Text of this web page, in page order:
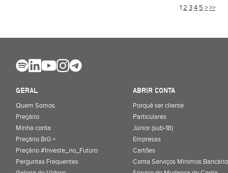
12 34 5 >>>
GERAL
Quem Somos
Preçário
Minha conta
Preçário BiG +
Preçário #Investe_no_Futuro
Perguntas Frequentes
ABRIR CONTA
Porquê ser cliente
Particulares
Júnior (sub-18)
Empresas
Cartões
Conta Serviços Mínimos